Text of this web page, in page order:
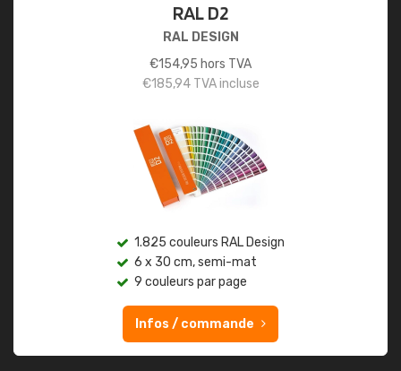
RAL D2
RAL DESIGN
€154,95 hors TVA
€185,94TVA incluse
1.825 couleurs RAL Design
6 x 30 cm, semi-mat
9 couleurs par page
Infos / commande